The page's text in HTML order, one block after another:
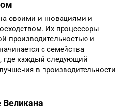
своими инновациями и
Их процессоры
производительностью и
с семейства
где каждый следующий
в производительности
Великана